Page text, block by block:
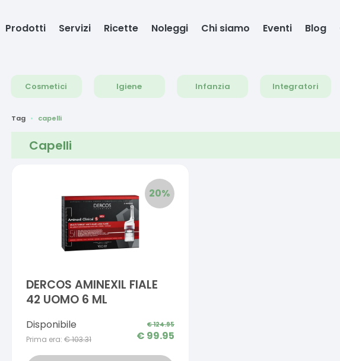
Prodotti Servizi Ricette Noleggi Chi siamo Eventi Blog
Cosmetici Igiene Infanzia Integratori
Tag capelli
Capelli
20%
DERCOS AMINEXIL FIALE
42 UOMO 6 ML
Disponibile
Prima era: €103.31
€124.95
€ 99.95